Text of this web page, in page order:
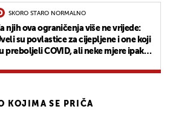
SKORO STARO NORMALNO
njih ova ograničenja više ne vrijede:
su povlastice za cijepljene i one koji
preboljeli COVID, ali neke mjere ipak
KOJIMA SE PRIČA